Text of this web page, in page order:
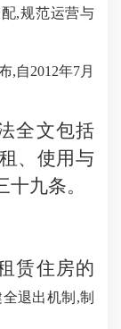
,规范运营与
,自2012年7月
全文包括
、使用与
九条。
赁住房的
退出机制,制